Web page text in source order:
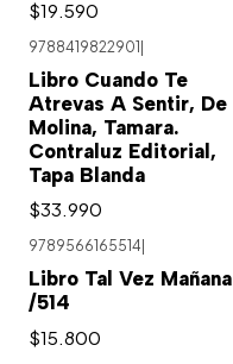
$19.590
9788419822901
Libro Cuando Te
Atrevas A Sentir, De
Molina, Tamara.
Contraluz Editorial,
Tapa Blanda
$33.990
9789566165514
Libro Tal Vez Mañana
/514
$15.800